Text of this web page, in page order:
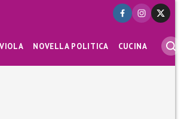
NOVELLA POLITICA CUCINA